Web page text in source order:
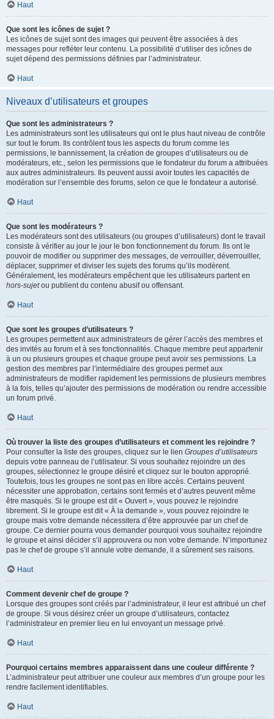
Haut
Que sont les icônes de sujet ?
Les icônes de sujet sont des images qui peuvent être associées à des
messages pour refléter leur contenu. La possibilité d’utiliser des icônes de
sujet dépend des permissions définies par l’administrateur.
Haut
Niveaux d’utilisateurs et groupes
Que sont les administrateurs ?
Les administrateurs sont les utilisateurs qui ont le plus haut niveau de contrôle
sur tout le forum. Ils contrôlent tous les aspects du forum comme les
permissions, le bannissement, la création de groupes d’utilisateurs ou de
modérateurs, etc., selon les permissions que le fondateur du forum a attribuées
aux autres administrateurs. Ils peuvent aussi avoir toutes les capacités de
modération sur l’ensemble des forums, selon ce que le fondateur a autorisé.
Haut
Que sont les modérateurs ?
Les modérateurs sont des utilisateurs (ou groupes d’utilisateurs) dont le travail
consiste à vérifier au jour le jour le bon fonctionnement du forum. Ils ont le
pouvoir de modifier ou supprimer des messages, de verrouiller, déverrouiller,
déplacer, supprimer et diviser les sujets des forums qu’ils modèrent.
Généralement, les modérateurs empêchent que les utilisateurs partent en
hors-sujetou publient du contenu abusif ou offensant.
Haut
Que sont les groupes d’utilisateurs ?
Les groupes permettent aux administrateurs de gérer l’accès des membres et
des invités au forum et à ses fonctionnalités. Chaque membre peut appartenir
à un ou plusieurs groupes et chaque groupe peut avoir ses permissions. La
gestion des membres par l’intermédiaire des groupes permet aux
administrateurs de modifier rapidement les permissions de plusieurs membres
à la fois, telles qu’ajouter des permissions de modération ou rendre accessible
un forum privé.
Haut
Où trouver la liste des groupes d’utilisateurs et comment les rejoindre ?
Pour consulter la liste des groupes, cliquez sur le lien Groupes d’utilisateurs
depuis votre panneau de l’utilisateur. Si vous souhaitez rejoindre un des
groupes, sélectionnez le groupe désiré et cliquez sur le bouton approprié.
Toutefois, tous les groupes ne sont pas en libre accès. Certains peuvent
nécessiter une approbation, certains sont fermés et d’autres peuvent même
être masqués. Si le groupe est dit « Ouvert », vous pouvez le rejoindre
librement. Si le groupe est dit « À la demande », vous pouvez rejoindre le
groupe mais votre demande nécessitera d’être approuvée par un chef de
groupe. Ce dernier pourra vous demander pourquoi vous souhaitez rejoindre
le groupe et ainsi décider s’il approuvera ou non votre demande. N’importunez
pas le chef de groupe s’il annule votre demande, il a sûrement ses raisons.
Haut
Comment devenir chef de groupe ?
Lorsque des groupes sont créés par l’administrateur, il leur est attribué un chef
de groupe. Si vous désirez créer un groupe d’utilisateurs, contactez
l’administrateur en premier lieu en lui envoyant un message privé.
Haut
Pourquoi certains membres apparaissent dans une couleur différente ?
L’administrateur peut attribuer une couleur aux membres d’un groupe pour les
rendre facilement identifiables.
Haut